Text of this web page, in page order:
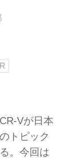
Vが日本
トピック
。今回は